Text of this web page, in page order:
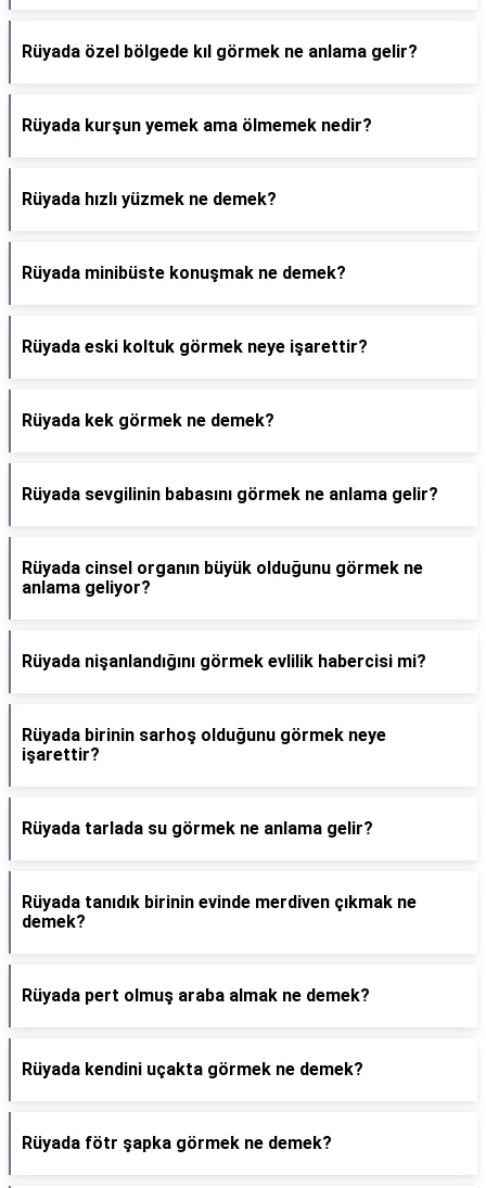
Rüyada özel bölgede kıl görmek ne anlama gelir?
Rüyada kurşun yemek ama ölmemek nedir?
Rüyada hızlı yüzmek ne demek?
Rüyada minibüste konuşmak ne demek?
Rüyada eski koltuk görmek neye işarettir?
Rüyada kek görmek ne demek?
Rüyada sevgilinin babasını görmek ne anlama gelir?
Rüyada cinsel organın büyük olduğunu görmek ne
anlama geliyor?
Rüyada nişanlandığını görmek evlilik habercisi mi?
Rüyada birinin sarhoş olduğunu görmek neye
işarettir?
Rüyada tarlada su görmek ne anlama gelir?
Rüyada tanıdık birinin evinde merdiven çıkmak ne
demek?
Rüyada pert olmuş araba almak ne demek?
Rüyada kendini uçakta görmek ne demek?
Rüyada fötr şapka görmek ne demek?